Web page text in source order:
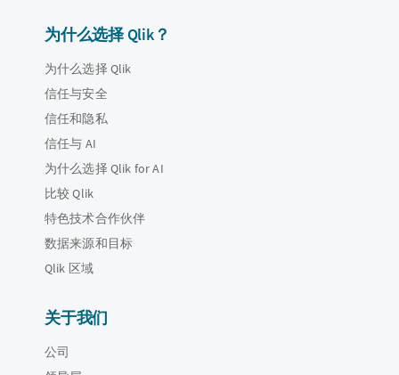
为什么选择 Qlik？
为什么选择 Qlik
信任与安全
信任和隐私
信任与 AI
为什么选择 Qlik for AI
比较 Qlik
特色技术合作伙伴
数据来源和目标
Qlik 区域
关于我们
公司